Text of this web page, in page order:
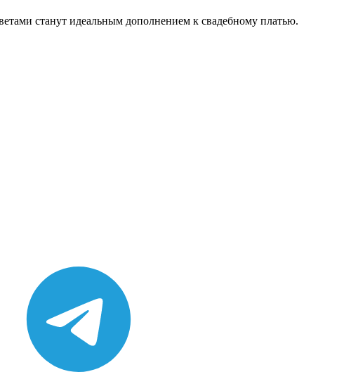
станут идеальным дополнением к свадебному платью.